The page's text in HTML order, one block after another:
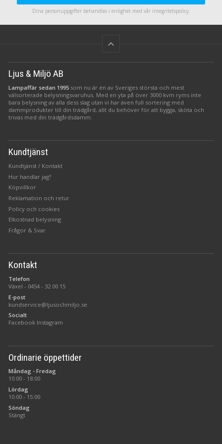
drivs av 2 AA batterier, dessa
ingår ej.
drivs av 2 AA batterier, dessa
ingår ej.
Dina personuppgifter behandlas i enlighet med vår integritetspolicy.
keyboard_arrow_up
Ljus & Miljö AB
Lampaffär sedan 1995 som nu är en av Sveriges största och mest
välsorterade belysningsvaruhus. Med en yta på över 3000 kvm ryms inte
bara belysning av alla dess slag utan vi har även full sortering med
dammprodukter till din trädgård, allt du behöver för att bygga, sköta och
trivas med din trädgårdsdamm.
Kundtjänst
Kundtjänst / Kontakt
Hur handlar jag?
Köpvillkor
Reklamation och retur
Policy och cookies
Elkostnad belysning
Frågor & Svar
Kontakt
Telefon
Växel - 0454 - 32 00 15
E-post
kundservice@ljusochmiljo.se
Socialt
Facebook Instagram
Ordinarie öppettider
Måndag - Fredag
10:00 - 18:00
Lördag
10:00 - 15:00
Söndag
Stängt